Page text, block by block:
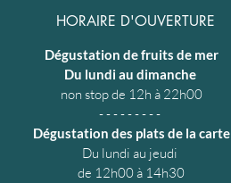
HORAIRE D'OUVERTURE
Dégustation de fruits de mer
Du lundi au dimanche
non stop de 12h à 22h00
- - - - - - - - -
Dégustation des plats de la carte
Du lundi au jeudi
de 12h00 à 14h30